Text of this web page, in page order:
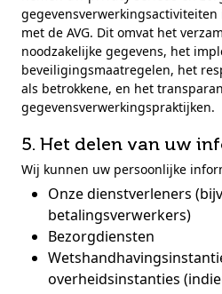
met de AVG. Dit omvat het
noodzakelijke gegevens, het
beveiligingsmaatregelen, het
als betrokkene, en het
gegevensverwerkingspraktijken.
5. Het delen van uw
Wij kunnen uw persoonlijke
Onze dienstverleners
betalingsverwerkers)
Bezorgdiensten
overheidsinstanties